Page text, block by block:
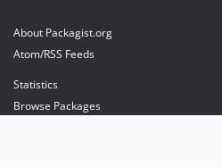
About Packagist.org
Atom/RSS Feeds
Statistics
Browse Packages